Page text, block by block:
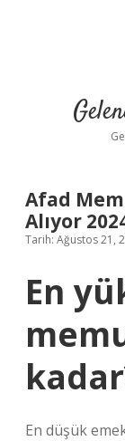
Afad
Alıyor
Tarih: Ağustos 21,
En
En düşük